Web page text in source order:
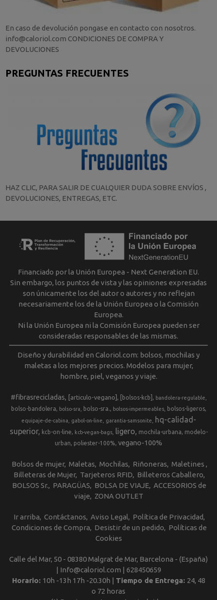
En caso de devolución pongase en contacto con nosotros.
info@caloriol.com CONDICIONES DE COMPRA Y
DEVOLUCIONES
PREGUNTAS FRECUENTES
HAZ CLIC, PARA SALIR DE CUALQUIER DUDA SOBRE ENVÍOS ,
DEVOLUCIONES, ENTREGAS, ETC.
Financiado por la Unión Europea - Next Generation EU.
Sin embargo, los puntos de vista y las opiniones expresadas
son únicamente los del autor o autores y no reflejan
necesariamente los de la Unión Europea o la Comisión
Europea.
Ni la Unión Europea ni la Comisión Europea pueden ser
consideradas responsables de las mismas.
Diseño y durabilidad en Caloriol.com: bolsos, mochilas y
maletas a los mejores precios. Modelos para mujer,
hombre, piel, veganos y viaje.
#fibrasrecicladas [articulo-vegano] [bolsos-kcb] bandolera-regulable
bolso-bandolera bolso-sra bolso-sra. bolsos-impermeables bolsos-ligeros
equipaje-de-cabina gabol-on-line garantia-samsonite
hq-calidad-
superior
kcb-on-line kcb-vegan-bags ligero mochila-urbana
modelo-
urban
poliester-100% vegano-100%
Bolsos de mujer Maletas Mochilas Riñoneras Maletines
Billeteras de Mujer Tarjeteros RFID
Billeteros Caballero
BOLSOS Sr.
PARAGÜAS BOLSA DE VIAJE ACCESORIOS de
viaje
ZONA OUTLET
Ir arriba Contáctanos Aviso Legal
Política de Privacidad
Condiciones de Compra
Desistir de un pedido
Políticas de
Cookies
Calle del Mar, 50 - 08380 Malgrat de Mar, Barcelona - (España)
| Info@caloriol.com | 628450659
Horario: 10h -13h 17h -20.30h | Tiempo de Entrega: 24, 48
o 72 horas